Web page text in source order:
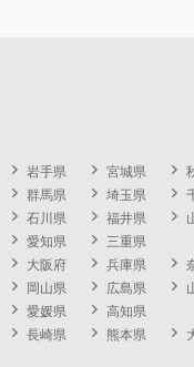
岩手県 宮城県
群馬県 埼玉県
石川県 福井県
愛知県
三重県
大阪府 兵庫県
岡山県 広島県
愛媛県
高知県
長崎県 熊本県